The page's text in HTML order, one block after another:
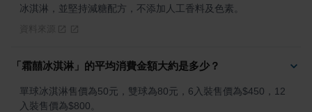
冰淇淋，並堅持減糖配方，不添加人工香料及色素。
「霜囍冰淇淋」的平均消費金額大約是多少？
單球冰淇淋售價為50元，雙球為80元，6入裝售價為$450，12
入裝售價為$800。